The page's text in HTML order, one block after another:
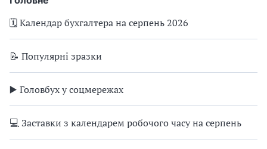
🗓️ Календар бухгалтера на серпень 2026
📝 Популярні зразки
▶️ Головбух у соцмережах
💻 Заставки з календарем робочого часу на серпень